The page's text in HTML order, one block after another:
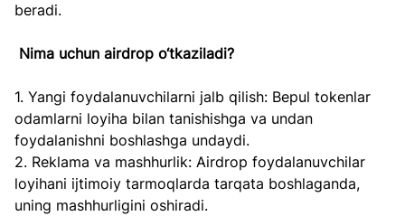
beradi.
Nima uchun airdrop o‘tkaziladi?
1. Yangi foydalanuvchilarni jalb qilish: Bepul tokenlar
odamlarni loyiha bilan tanishishga va undan
foydalanishni boshlashga undaydi.
2. Reklama va mashhurlik: Airdrop foydalanuvchilar
loyihani ijtimoiy tarmoqlarda tarqata boshlaganda,
uning mashhurligini oshiradi.